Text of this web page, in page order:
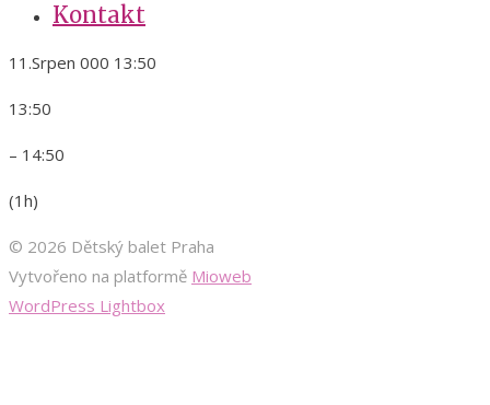
Kontakt
11.Srpen 000 13:50
13:50
– 14:50
(1h)
© 2026 Dětský balet Praha
Vytvořeno na platformě Mioweb
WordPress Lightbox